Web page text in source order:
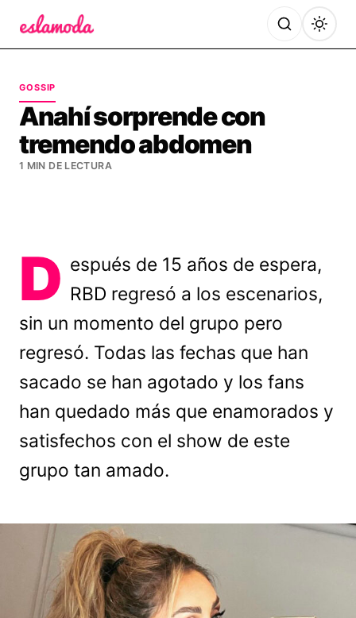
GOSSIP
Anahí sorprende con
tremendo abdomen
1 MIN DE LECTURA
D espués de 15 años de espera,
RBD regresó a los escenarios,
sin un momento del grupo pero
regresó. Todas las fechas que han
sacado se han agotado y los fans
han quedado más que enamorados y
satisfechos con el show de este
grupo tan amado.